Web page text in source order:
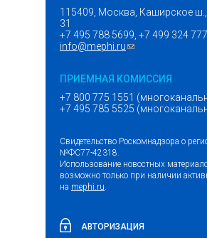
115409, Москва, Каширское ш.,
31
+7 495 788 5699, +7 499 324
info@mephi.ru(ссылка для
ПРИЕМНАЯ КОМИССИЯ
+7 800 775 1551
+7 495 785 5525
Свидетельство Роскомнадзора о
№ФС77-42318.
Использование новостных
возможно только при наличии
на mephi.ru.
АВТОРИЗАЦИЯ